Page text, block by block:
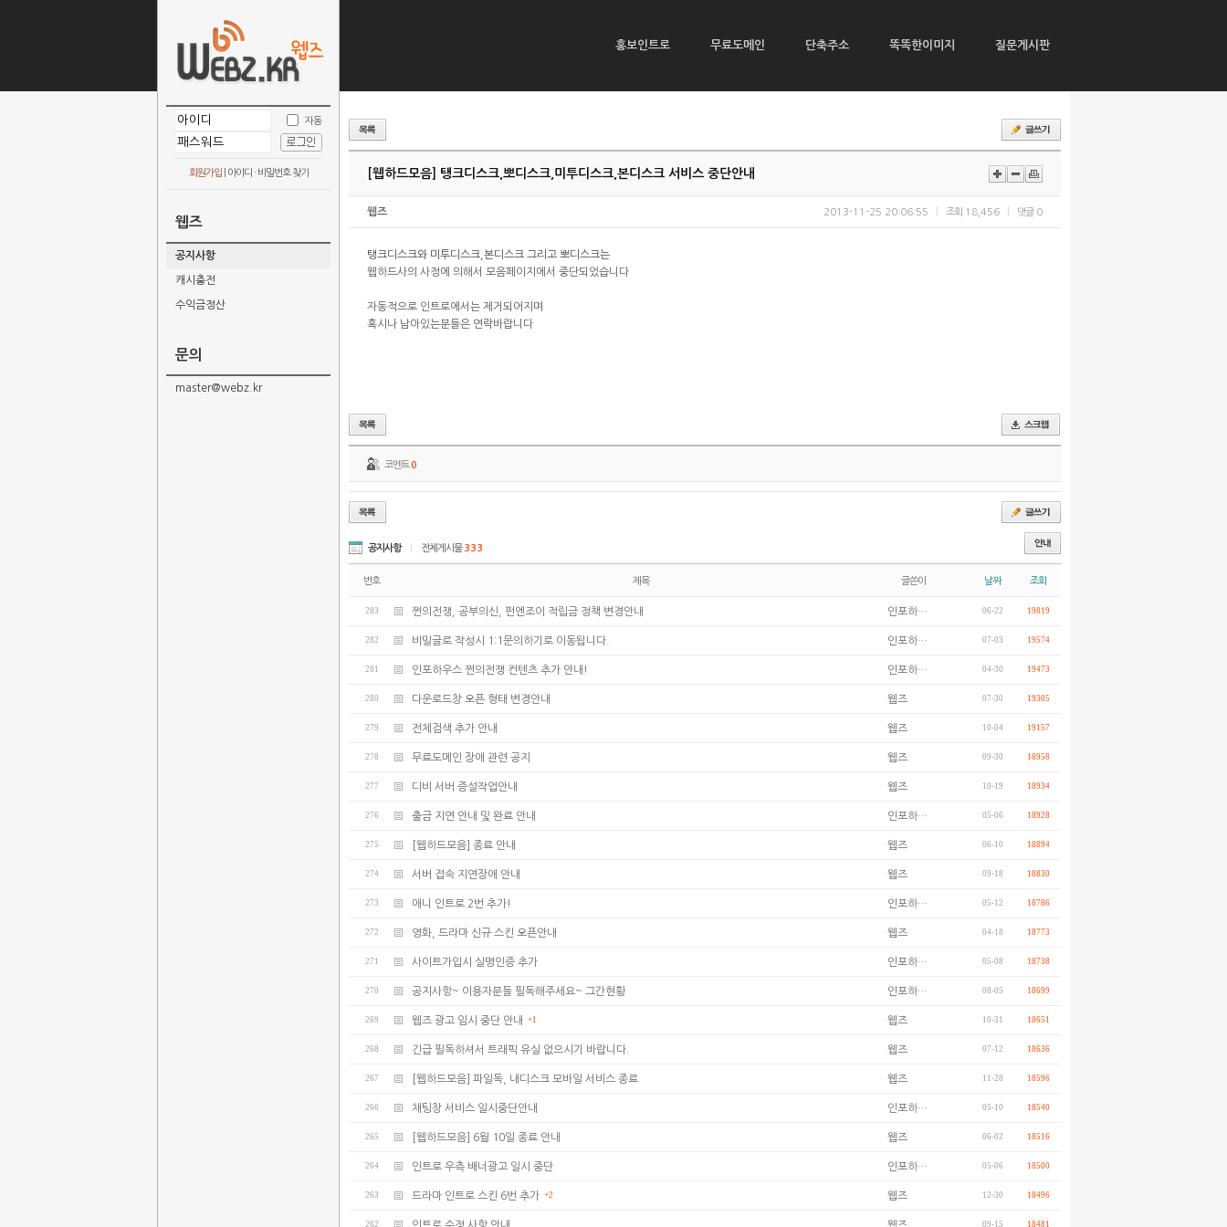
홍보인트로 무료도메인 단축주소 똑똑한이미지 질문게시판
자동
회원가입| 아이디 · 비밀번호 찾기
웹즈
공지사항
캐시충전
수익금정산
문의
master@webz.kr
[웹하드모음] 탱크디스크,뽀디스크,미투디스크,본디스크 서비스 중단안내
웹즈 2013-11-25 20:06:55 조회 18,456 댓글 0
탱크디스크와 미투디스크,본디스크 그리고 뽀디스크는
웹하드사의 사정에 의해서 모음페이지에서 중단되었습니다
자동적으로 인트로에서는 제거되어지며
혹시나 남아있는분들은 연락바랍니다
코멘트0
공지사항 전체게시물333
번호 제목 글쓴이 날짜 조회
283 쩐의전쟁, 공부의신, 펀엔조이 적립금 정책 변경안내 인포하… 06-22 19819
282 비밀글로 작성시 1:1문의하기로 이동됩니다. 인포하… 07-03 19574
281 인포하우스 쩐의전쟁 컨텐츠 추가 안내! 인포하… 04-30 19473
280 다운로드창 오픈 형태 변경안내 웹즈 07-30 19305
279 전체검색 추가 안내 웹즈 10-04 19157
278 무료도메인 장애 관련 공지 웹즈 09-30 18958
277 디비 서버 증설작업안내 웹즈 10-19 18934
276 출금 지연 안내 및 완료 안내 인포하… 05-06 18928
275 [웹하드모음] 종료 안내 웹즈 06-10 18894
274 서버 접속 지연장애 안내 웹즈 09-18 18830
273 애니 인트로 2번 추가! 인포하… 05-12 18786
272 영화, 드라마 신규 스킨 오픈안내 웹즈 04-18 18773
271 사이트가입시 실명인증 추가 인포하… 05-08 18738
270 공지사항~ 이용자분들 필독해주세요~ 그간현황 인포하… 08-05 18699
269 웹즈 광고 임시 중단 안내 +1 웹즈 10-31 18651
268 긴급 필독하셔서 트래픽 유실 없으시기 바랍니다. 웹즈 07-12 18636
267 [웹하드모음] 파일독, 내디스크 모바일 서비스 종료 웹즈 11-28 18596
266 채팅창 서비스 일시중단안내 인포하… 05-10 18540
265 [웹하드모음] 6월 10일 종료 안내 웹즈 06-02 18516
264 인트로 우측 배너광고 일시 중단 인포하… 05-06 18500
263 드라마 인트로 스킨 6번 추가 +2 웹즈 12-30 18496
262 09-15 18481